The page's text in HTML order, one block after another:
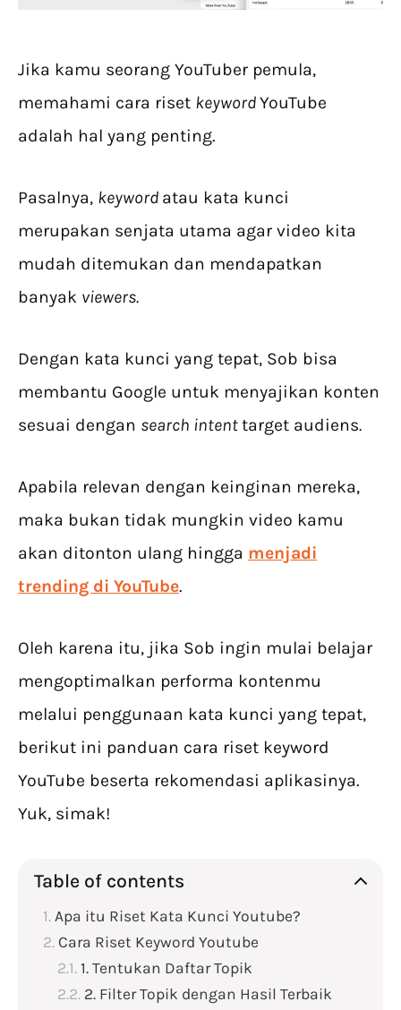
Jika kamu seorang YouTuber pemula,
memahami cara riset keywordYouTube
adalah hal yang penting.
Pasalnya, keyword atau kata kunci
merupakan senjata utama agar video kita
mudah ditemukan dan mendapatkan
banyak viewers.
Dengan kata kunci yang tepat, Sob bisa
membantu Google untuk menyajikan konten
sesuai dengan search intenttarget audiens.
Apabila relevan dengan keinginan mereka,
maka bukan tidak mungkin video kamu
akan ditonton ulang hingga menjadi
trending di YouTube.
Oleh karena itu, jika Sob ingin mulai belajar
mengoptimalkan performa kontenmu
melalui penggunaan kata kunci yang tepat,
berikut ini panduan cara riset keyword
YouTube beserta rekomendasi aplikasinya.
Yuk, simak!
Table of contents
Apa itu Riset Kata Kunci Youtube?
Cara Riset Keyword Youtube
1. Tentukan Daftar Topik
2. Filter Topik dengan Hasil Terbaik